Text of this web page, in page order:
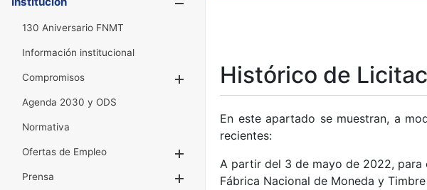
130 Aniversario FNMT
Información institucional
Compromisos
Mostrar/Ocultar
Agenda 2030 y ODS
Normativa
Ofertas de Empleo
Prensa
Mostrar/Ocultar
Histórico de
En este apartado se muestran, a
recientes:
A partir del 3 de mayo de 2022,
Fábrica Nacional de Moneda y